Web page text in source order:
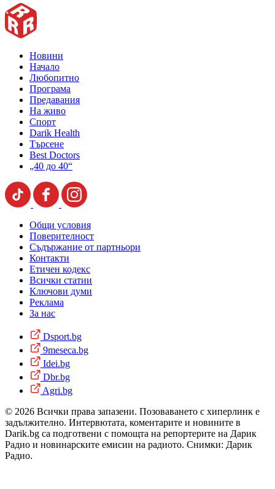
Новини
Начало
Любопитно
Програма
Предавания
На живо
Спорт
Darik Health
Търсене
Best Doctors
„40 до 40“
Общи условия
Поверителност
Съдържание от партньори
Контакти
Етичен кодекс
Всички статии
Ключови думи
Реклама
За нас
Dsport.bg
9meseca.bg
Idei.bg
Dbr.bg
Agri.bg
© 2026 Всички права запазени. Позоваването с хиперлинк е
задължително. Интервютата, коментарите и новините в
Darik.bg са подготвени с помощта на репортерите на Дарик
Радио и новинарските емисии на радиото. Снимки: Дарик
Радио.